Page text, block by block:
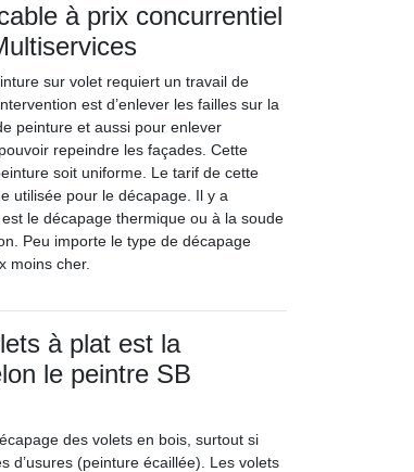
à prix concurrentiel
sur volet requiert un travail de
est d’enlever les failles sur la
peinture et aussi pour enlever
repeindre les façades. Cette
soit uniforme. Le tarif de cette
utilisée pour le décapage. Il y a
le décapage thermique ou à la soude
Peu importe le type de décapage
moins cher.
à plat est la
le peintre SB
des volets en bois, surtout si
d’usures (peinture écaillée). Les volets